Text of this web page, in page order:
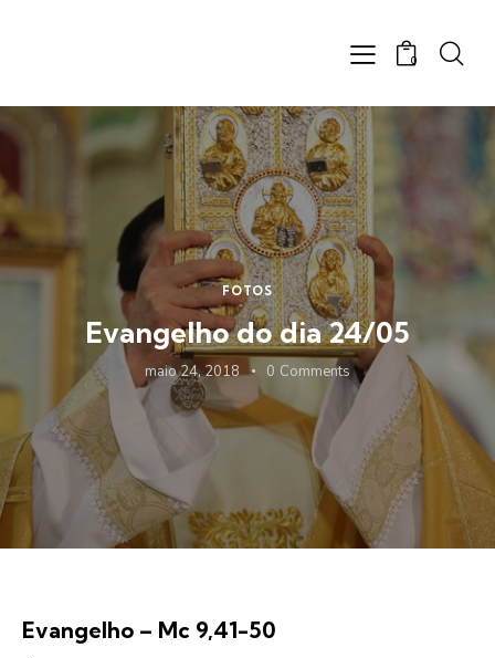
0
FOTOS
Evangelho do dia 24/05
maio 24, 2018 0 Comments
Evangelho – Mc 9,41-50